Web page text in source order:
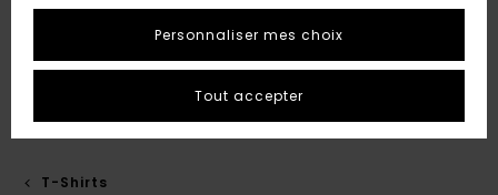
T-Shirts
Personnaliser mes choix
Tout accepter